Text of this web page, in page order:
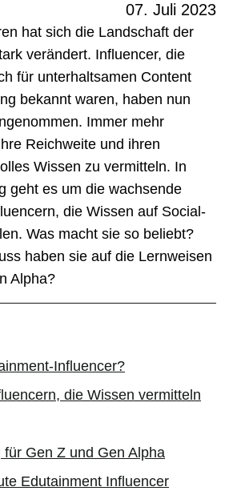
07. Juli 2023
hat sich die Landschaft der
verändert. Influencer, die
für unterhaltsamen Content
bekannt waren, haben nun
Immer mehr
Reichweite und ihren
Wissen zu vermitteln. In
geht es um die wachsende
die Wissen auf Social-
Was macht sie so beliebt?
haben sie auf die Lernweisen
Alpha?
Influencer?
die Wissen vermitteln
für Gen Z und Gen Alpha
Edutainment Influencer